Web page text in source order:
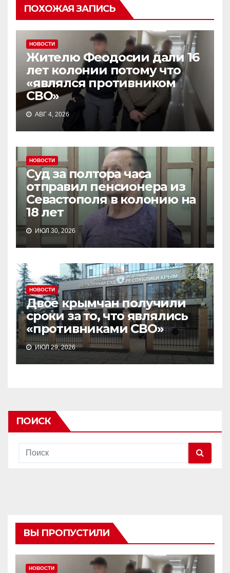
ПОХОЖАЯ ЗАПИСЬ
НОВОСТИ
Жителю Феодосии дали 16
лет колонии потому что
«являлся противником
СВО»
АВГ 4, 2026
НОВОСТИ
Суд за полтора часа
отправил пенсионера из
Севастополя в колонию на
18 лет
ИЮЛ 30, 2026
НОВОСТИ
Двое крымчан получили
сроки за то, что являлись
«противниками СВО»
ИЮЛ 29, 2026
ПОИСК
ВЫ ПРОПУСТИЛИ
НОВОСТИ